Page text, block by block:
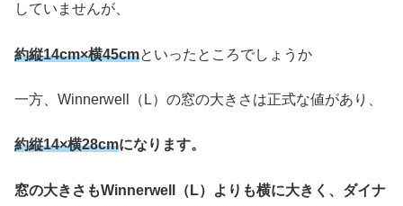
していませんが、
約縦14cm×横45cmといったところでしょうか
一方、Winnerwell（L）の窓の大きさは正式な値があり、
約縦14×横28cmになります。
窓の大きさもWinnerwell（L）よりも横に大きく、ダイナ